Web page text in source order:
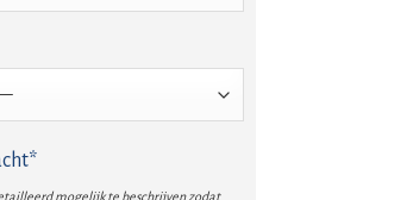
mogelijk te beschrijven zodat